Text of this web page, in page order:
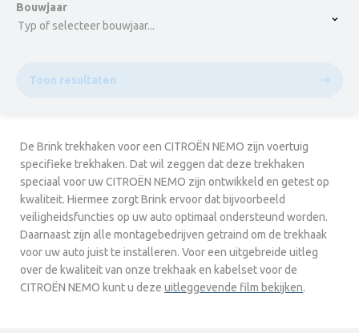
Bouwjaar
Typ of selecteer bouwjaar...
Toon resultaten
De Brink trekhaken voor een CITROËN NEMO zijn voertuig
specifieke trekhaken. Dat wil zeggen dat deze trekhaken
speciaal voor uw CITROËN NEMO zijn ontwikkeld en getest op
kwaliteit. Hiermee zorgt Brink ervoor dat bijvoorbeeld
veiligheidsfuncties op uw auto optimaal ondersteund worden.
Daarnaast zijn alle montagebedrijven getraind om de trekhaak
voor uw auto juist te installeren. Voor een uitgebreide uitleg
over de kwaliteit van onze trekhaak en kabelset voor de
CITROËN NEMO kunt u deze uitleggevende film bekijken.